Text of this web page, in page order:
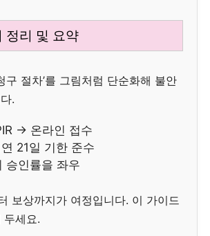
정리 및 요약
구 절차’를 그림처럼 단순화해 불안
.
→ 온라인 접수
21일 기한 준수
승인률을 좌우
보상까지가 여정입니다. 이 가이드
두세요.